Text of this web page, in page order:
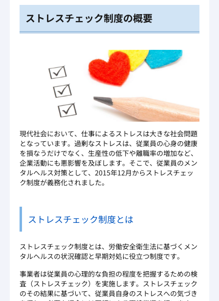
ストレスチェック制度の概要
現代社会において、仕事によるストレスは大きな社会問題
となっています。過剰なストレスは、従業員の心身の健康
を損なうだけでなく、生産性の低下や離職率の増加など、
企業活動にも悪影響を及ぼします。そこで、従業員のメン
タルヘルス対策として、2015年12月からストレスチェッ
ク制度が義務化されました。
ストレスチェック制度とは
ストレスチェック制度とは、労働安全衛生法に基づくメン
タルヘルスの状況確認と早期対処に役立つ制度です。
事業者は従業員の心理的な負担の程度を把握するための検
査（ストレスチェック）を実施します。ストレスチェック
のその結果に基づいて、従業員自身のストレスへの気づき